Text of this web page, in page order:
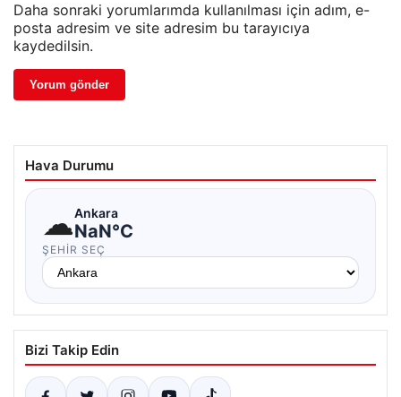
Daha sonraki yorumlarımda kullanılması için adım, e-
posta adresim ve site adresim bu tarayıcıya
kaydedilsin.
Hava Durumu
☁Ankara
NaN°C
ŞEHIR SEÇ
Bizi Takip Edin